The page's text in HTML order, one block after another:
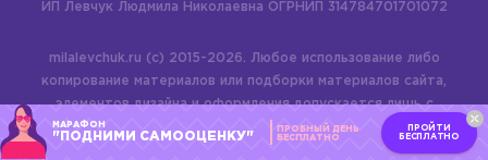
ИП Левчук Людмила Николаевна ОГРНИП 314784701701072
milalevchuk.ru (c) 2015-2026.
Любое использование либо
копирование материалов или подборки материалов сайта,
элементов дизайна и оформления допускается лишь с
разрешения правообладателя и только со ссылкой на
МАРАФОН
"ПОДНИМИ САМООЦЕНКУ"
ПРОБНЫЙ ДЕНЬ
БЕСПЛАТНО
ПРОЙТИ
БЕСПЛАТНО